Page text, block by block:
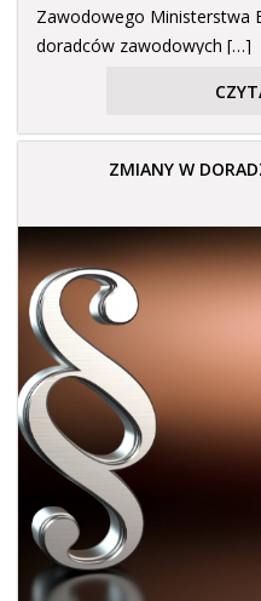
Zawodowego Ministerstwa
doradców zawodowych […]
ZMIANY W